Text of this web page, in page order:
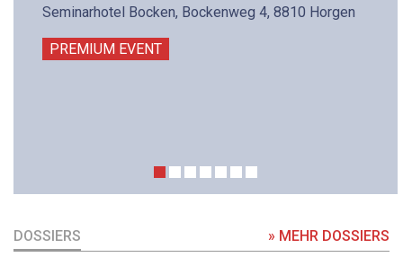
Seminarhotel Bocken, Bockenweg 4, 8810 Horgen
PREMIUM EVENT
DOSSIERS » MEHR DOSSIERS